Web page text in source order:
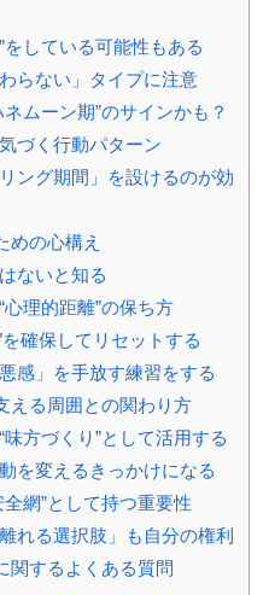
をしている可能性もある
らない」タイプに注意
ムーン期”のサインかも？
づく行動パターン
ング期間」を設けるのが効
めの心構え
ないと知る
理的距離”の保ち方
確保してリセットする
感」を手放す練習をする
える周囲との関わり方
方づくり”として活用する
を変えるきっかけになる
網”として持つ重要性
れる選択肢」も自分の権利
関するよくある質問